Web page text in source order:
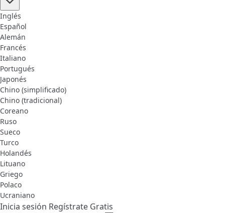
Inglés
Español
Alemán
Francés
Italiano
Portugués
Japonés
Chino (simplificado)
Chino (tradicional)
Coreano
Ruso
Sueco
Turco
Holandés
Lituano
Griego
Polaco
Ucraniano
Inicia sesión Regístrate Gratis